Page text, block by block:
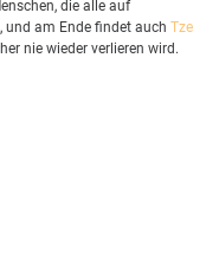
die alle auf
und am Ende findet auch Tze
nie wieder verlieren wird.